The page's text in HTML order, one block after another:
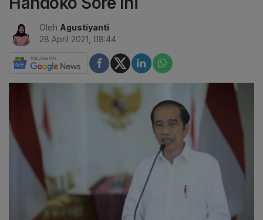
Oleh Agustiyanti
28 April 2021, 08:44